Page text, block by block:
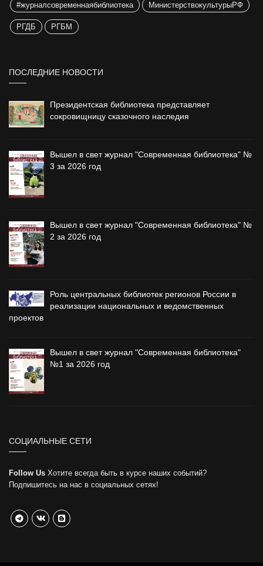
#журналсовременнаябиблиотека МинистерствокультурыРФ
РГДБ РГБМ
ПОСЛЕДНИЕ НОВОСТИ
Президентская библиотека представляет
сокровищницу сказочного наследия
Вышел в свет журнал "Современная библиотека" №
3 за 2026 год
Вышел в свет журнал "Современная библиотека" №
2 за 2026 год
Роль центральных библиотек регионов России в
реализации национальных и ведомственных
проектов
Вышел в свет журнал "Современная библиотека"
№1 за 2026 год
СОЦИАЛЬНЫЕ СЕТИ
Follow Us Хотите всегда быть в курсе наших событий?
Подпишитесь на нас в социальных сетях!